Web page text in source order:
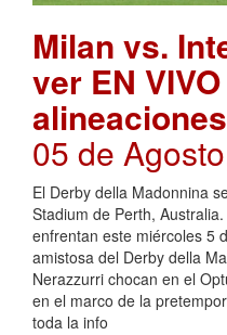
Milan vs.
ver EN
05 de
El Derby della Madonnina
Stadium de Perth,
enfrentan este miércoles 5
amistosa del Derby della
Nerazzurri chocan en el
en el marco de la
toda la info